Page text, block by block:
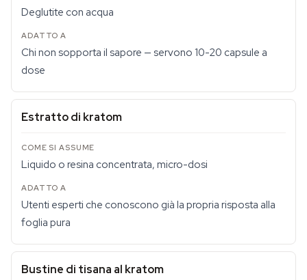
Deglutite con acqua
Chi non sopporta il sapore — servono 10-20 capsule a
dose
Estratto di kratom
Liquido o resina concentrata, micro-dosi
Utenti esperti che conoscono già la propria risposta alla
foglia pura
Bustine di tisana al kratom